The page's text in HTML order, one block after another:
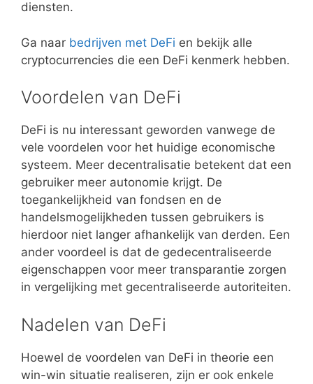
diensten.
Ga naar bedrijven met DeFi en bekijk alle
cryptocurrencies die een DeFi kenmerk hebben.
Voordelen van DeFi
DeFi is nu interessant geworden vanwege de
vele voordelen voor het huidige economische
systeem. Meer decentralisatie betekent dat een
gebruiker meer autonomie krijgt. De
toegankelijkheid van fondsen en de
handelsmogelijkheden tussen gebruikers is
hierdoor niet langer afhankelijk van derden. Een
ander voordeel is dat de gedecentraliseerde
eigenschappen voor meer transparantie zorgen
in vergelijking met gecentraliseerde autoriteiten.
Nadelen van DeFi
Hoewel de voordelen van DeFi in theorie een
win-win situatie realiseren, zijn er ook enkele